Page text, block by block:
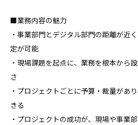
■業務内容の魅力
・事業部門とデジタル部門の距離が近
定が可能
・現場課題を起点に、業務を根本から
さ
・プロジェクトごとに予算・裁量があ
きる
・プロジェクトの成功が、現場や事業